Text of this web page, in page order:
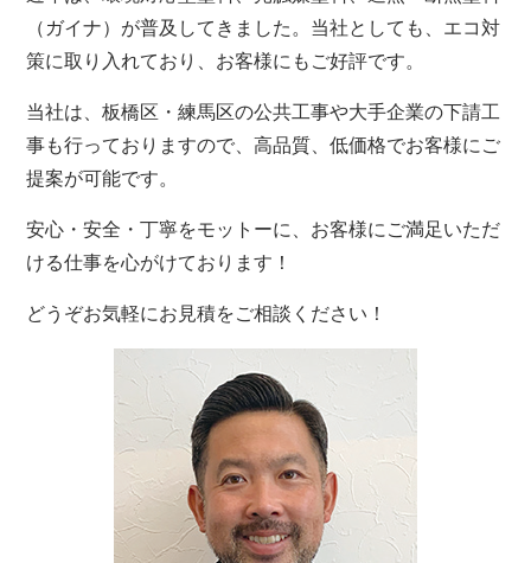
（ガイナ）が普及してきました。当社としても、エコ対
策に取り入れており、お客様にもご好評です。
当社は、板橋区・練馬区の公共工事や大手企業の下請工
事も行っておりますので、高品質、低価格でお客様にご
提案が可能です。
安心・安全・丁寧をモットーに、お客様にご満足いただ
ける仕事を心がけております！
どうぞお気軽にお見積をご相談ください！